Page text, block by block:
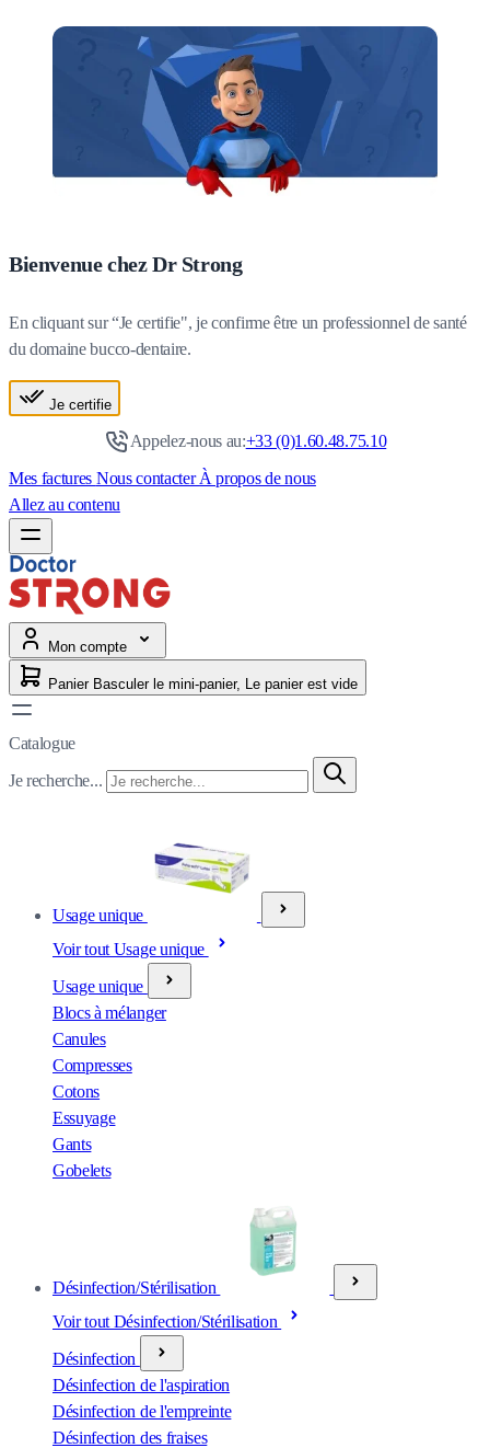
Bienvenue chez Dr Strong
En cliquant sur “Je certifie", je confirme être un professionnel de santé
du domaine bucco-dentaire.
Je certifie
Appelez-nous au:+33 (0)1.60.48.75.10
Mes factures Nous contacterÀ propos de nous
Allez au contenu
Mon compte
Panier Basculer le mini-panier, Le panier est vide
Catalogue
Je recherche...
Usage unique
Voir tout Usage unique
Usage unique
Blocs à mélanger
Canules
Compresses
Cotons
Essuyage
Gants
Gobelets
Désinfection/Stérilisation
Voir tout Désinfection/Stérilisation
Désinfection
Désinfection de l'aspiration
Désinfection de l'empreinte
Désinfection des fraises